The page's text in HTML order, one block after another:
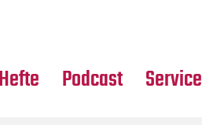
Hefte Podcast Service